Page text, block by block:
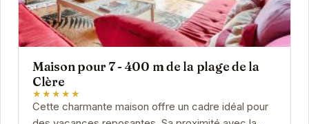
Maison pour 7 - 400 m de la plage de la
Clère
★★★★★
Cette charmante maison offre un cadre idéal pour